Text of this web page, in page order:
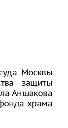
Москвы
защиты
Аншакова
храма